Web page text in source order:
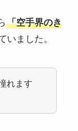
「空手界のき
いました。
れます